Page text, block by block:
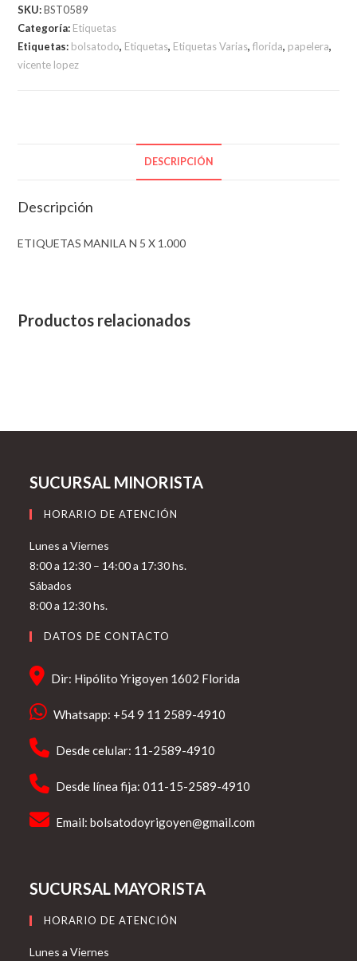
X
1.000
cantidad
SKU:BST0589
Categoría: Etiquetas
Etiquetas: bolsatodo, Etiquetas, Etiquetas Varias,florida, papelera,
vicente lopez
DESCRIPCIÓN
Descripción
ETIQUETAS MANILA N 5 X 1.000
Productos relacionados
SUCURSAL MINORISTA
HORARIO DE ATENCIÓN
Lunes a Viernes
8:00 a 12:30 – 14:00 a 17:30 hs.
Sábados
8:00 a 12:30 hs.
DATOS DE CONTACTO
Dir: Hipólito Yrigoyen 1602 Florida
Whatsapp: +54 9 11 2589-4910
Desde celular: 11-2589-4910
Desde línea fija: 011-15-2589-4910
Email:bolsatodoyrigoyen@gmail.com
SUCURSAL MAYORISTA
HORARIO DE ATENCIÓN
Lunes a Viernes